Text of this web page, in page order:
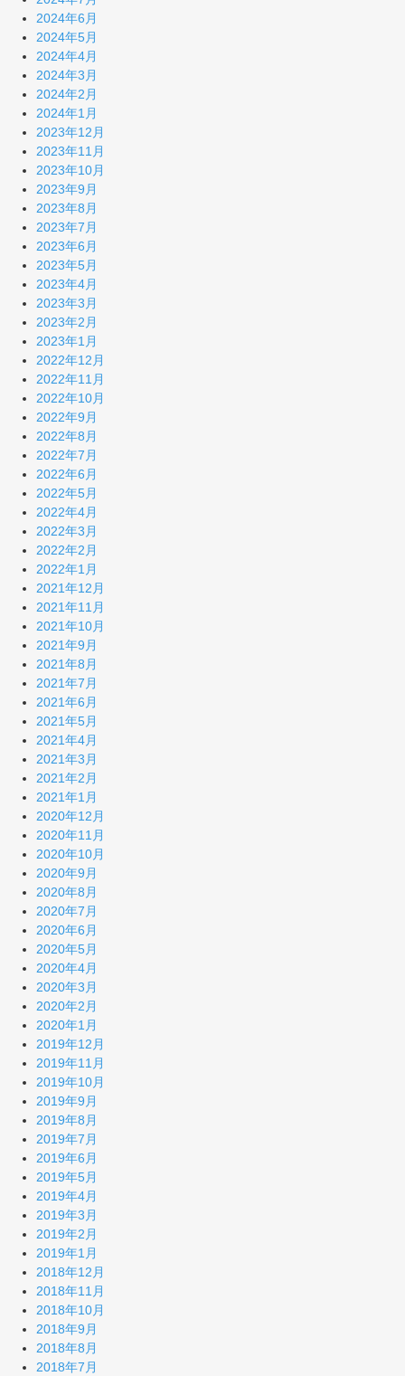
2024年6月
2024年5月
2024年4月
2024年3月
2024年2月
2024年1月
2023年12月
2023年11月
2023年10月
2023年9月
2023年8月
2023年7月
2023年6月
2023年5月
2023年4月
2023年3月
2023年2月
2023年1月
2022年12月
2022年11月
2022年10月
2022年9月
2022年8月
2022年7月
2022年6月
2022年5月
2022年4月
2022年3月
2022年2月
2022年1月
2021年12月
2021年11月
2021年10月
2021年9月
2021年8月
2021年7月
2021年6月
2021年5月
2021年4月
2021年3月
2021年2月
2021年1月
2020年12月
2020年11月
2020年10月
2020年9月
2020年8月
2020年7月
2020年6月
2020年5月
2020年4月
2020年3月
2020年2月
2020年1月
2019年12月
2019年11月
2019年10月
2019年9月
2019年8月
2019年7月
2019年6月
2019年5月
2019年4月
2019年3月
2019年2月
2019年1月
2018年12月
2018年11月
2018年10月
2018年9月
2018年8月
2018年7月